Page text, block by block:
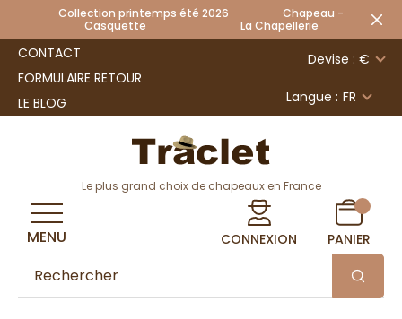
Collection printemps été 2026 Chapeau -
Casquette La Chapellerie
CONTACT
FORMULAIRE RETOUR
LE BLOG
Devise : €
Langue : FR
Le plus grand choix de chapeaux en France
CONNEXION PANIER
MENU